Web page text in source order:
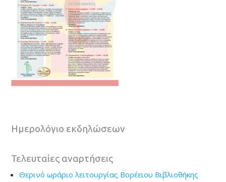
Ημερολόγιο εκδηλώσεων
Τελευταίες αναρτήσεις
Θερινό ωράριο λειτουργίας Βορέειου Βιβλιοθήκης